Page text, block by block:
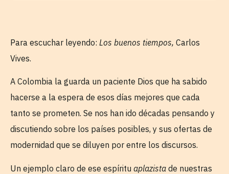
Para escuchar leyendo: Los buenos tiempos, Carlos
Vives.
A Colombia la guarda un paciente Dios que ha sabido
hacerse a la espera de esos días mejores que cada
tanto se prometen. Se nos han ido décadas pensando y
discutiendo sobre los países posibles, y sus ofertas de
modernidad que se diluyen por entre los discursos.
Un ejemplo claro de ese espíritu aplazista de nuestras